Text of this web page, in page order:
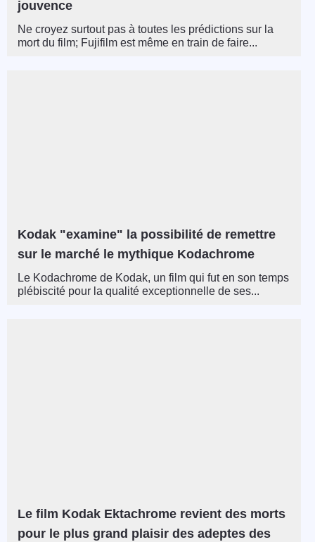
jouvence
Ne croyez surtout pas à toutes les prédictions sur la
mort du film; Fujifilm est même en train de faire...
Kodak "examine" la possibilité de remettre
sur le marché le mythique Kodachrome
Le Kodachrome de Kodak, un film qui fut en son temps
plébiscité pour la qualité exceptionnelle de ses...
Le film Kodak Ektachrome revient des morts
pour le plus grand plaisir des adeptes des